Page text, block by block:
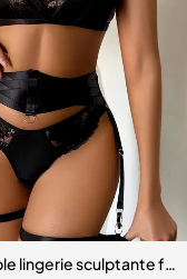
et broderie florale
lingerie sculptante